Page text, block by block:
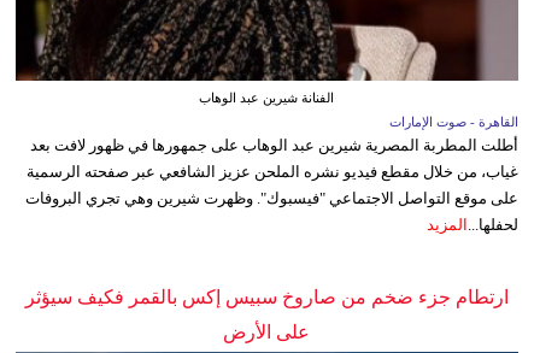
الفنانة شيرين عبد الوهاب
القاهرة - صوت الإمارات
أطلت المطربة المصرية شيرين عبد الوهاب على جمهورها في ظهور لافت بعد
غياب، من خلال مقطع فيديو نشره الملحن عزيز الشافعي عبر صفحته الرسمية
على موقع التواصل الاجتماعي "فيسبوك". وظهرت شيرين وهي تجري البروفات
لحفلها... المزيد
ارتطام جزء ضخم من صاروخ سبيس إكس بالقمر فكيف سيؤثر
على الأرض